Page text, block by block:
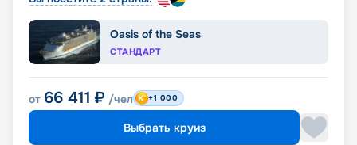
Oasis of the Seas
СТАНДАРТ
от 66 411 ₽ /чел +1 000
Выбрать круиз